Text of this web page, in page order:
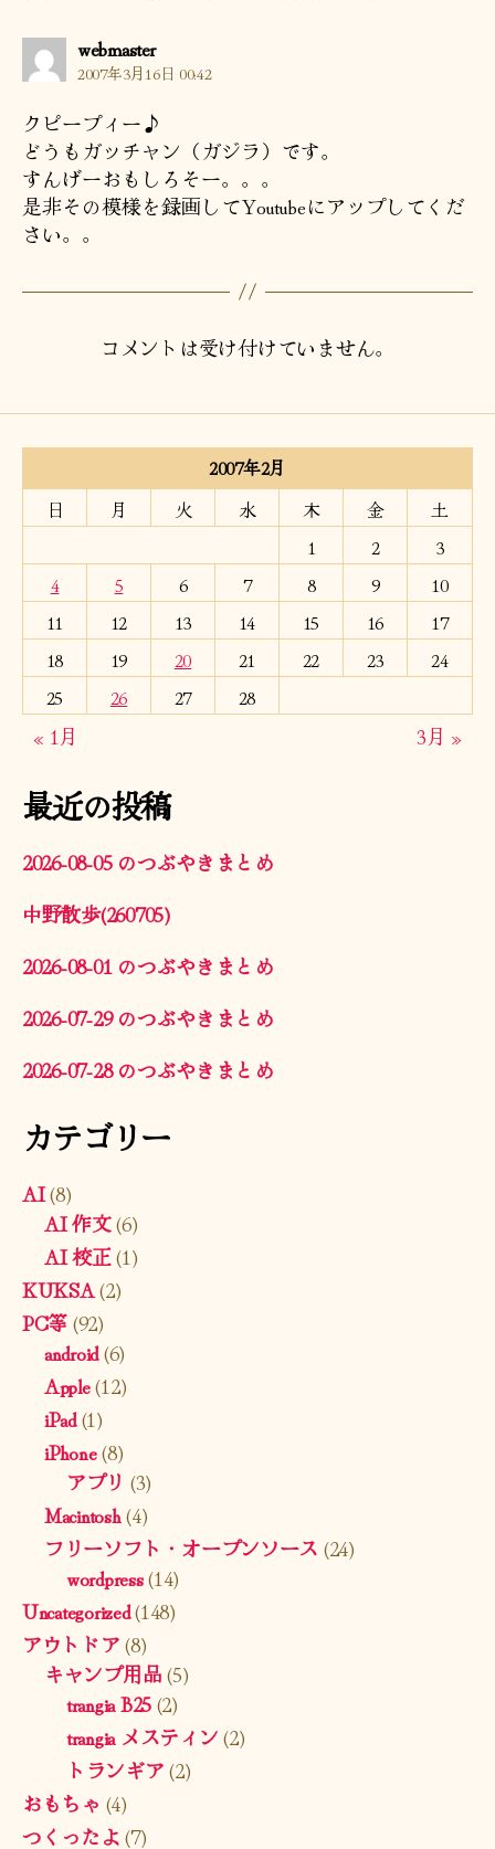
webmasterの
発
言:
2007年3月16日 00:42
クピープィー♪
どうもガッチャン（ガジラ）です。
すんげーおもしろそー。。。
是非その模様を録画してYoutubeにアップしてくだ
さい。。
コメントは受け付けていません。
2007年2月
日
月 火 水 木 金
土
1
2
3
4
5 6 7 8 9
10
11
12 13 14 15 16
17
18
19 20 21 22 23
24
25
26 27 28
« 1月 3月 »
最近の投稿
2026-08-05 のつぶやきまとめ
中野散歩(260705)
2026-08-01 のつぶやきまとめ
2026-07-29 のつぶやきまとめ
2026-07-28 のつぶやきまとめ
カテゴリー
AI(8)
AI 作文(6)
AI 校正(1)
KUKSA(2)
PC等(92)
android(6)
Apple(12)
iPad(1)
iPhone(8)
アプリ (3)
Macintosh(4)
フリーソフト・オープンソース (24)
wordpress(14)
Uncategorized(148)
アウトドア(8)
キャンプ用品(5)
trangia B25(2)
trangia メスティン(2)
トランギア(2)
おもちゃ (4)
つくったよ(7)